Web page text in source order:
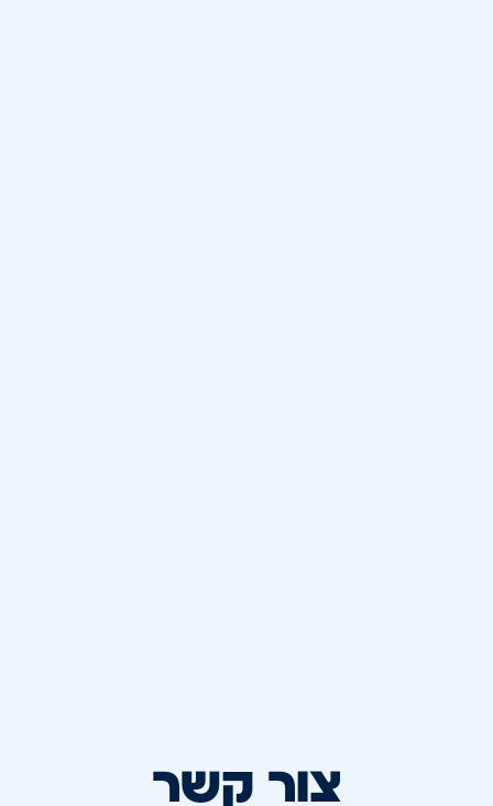
צור קשר